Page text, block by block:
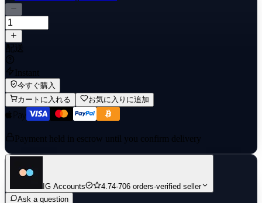
配送
Instant
今すぐ購入
カートに入れる
お気に入りに追加
Payment held in escrow until you confirm delivery
IG Accounts 4.74·706 orders·verified seller
Ask a question